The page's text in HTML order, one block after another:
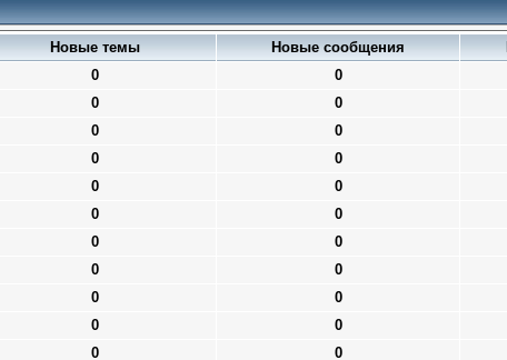
Новые темы Новые сообщения
0 0
0 0
0 0
0 0
0 0
0 0
0 0
0 0
0 0
0 0
0 0